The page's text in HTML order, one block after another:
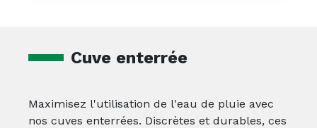
Cuve enterrée
Maximisez l'utilisation de l'eau de pluie avec
nos cuves enterrées. Discrètes et durables, ces